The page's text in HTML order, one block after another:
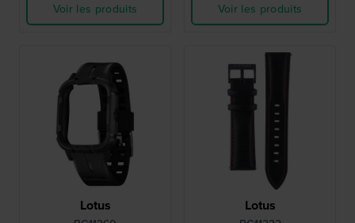
Voir les produits
Voir les produits
Lotus Lotus